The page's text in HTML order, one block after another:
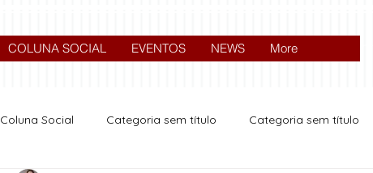
COLUNA SOCIAL EVENTOS NEWS More
Coluna Social Categoria sem título Categoria sem título